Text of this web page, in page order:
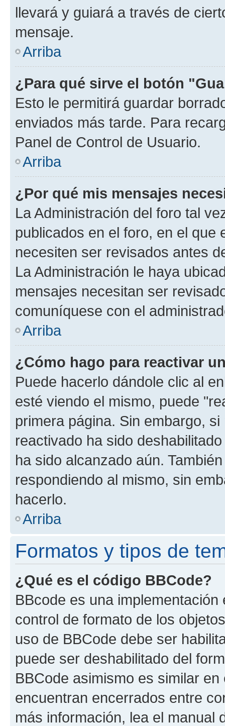
llevará y guiará a través de
mensaje.
Arriba
¿Para qué sirve el botón
Esto le permitirá guardar
enviados más tarde. Para
Panel de Control de Usuario.
Arriba
¿Por qué mis mensajes
La Administración del foro tal
publicados en el foro, en el que
necesiten ser revisados antes
La Administración le haya
mensajes necesitan ser
comuníquese con el
Arriba
¿Cómo hago para reactivar
Puede hacerlo dándole clic al
esté viendo el mismo, puede
primera página. Sin embargo,
reactivado ha sido
ha sido alcanzado aún.
respondiendo al mismo, sin
hacerlo.
Arriba
Formatos y tipos de
¿Qué es el código BBCode?
BBcode es una
control de formato de los
uso de BBCode debe ser
puede ser deshabilitado del
BBCode asimismo es similar
encuentran encerrados entre
más información, lea el manual